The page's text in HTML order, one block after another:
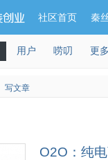
社区首页 秦
用户 唠叨 更多
写文章
O2O：纯